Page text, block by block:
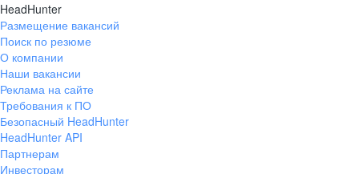
HeadHunter
Размещение вакансий
Поиск по резюме
О компании
Наши вакансии
Реклама на сайте
Требования к ПО
Безопасный HeadHunter
HeadHunter API
Партнерам
Инвесторам